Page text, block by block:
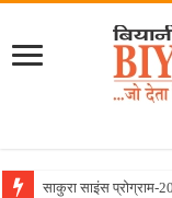
साकुरा साइंस प्रोग्राम-